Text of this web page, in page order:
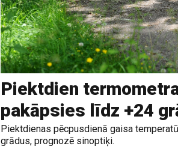
Piektdien
pakāpsies līdz +24
Piektdienas pēcpusdienā gaisa
grādus, prognozē sinoptiķi.